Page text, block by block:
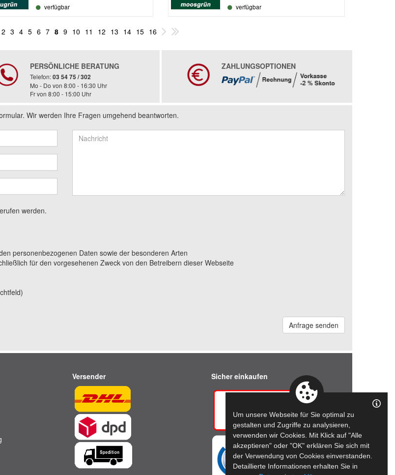
verfügbar
verfügbar
2 3 4 5 6 7 8 9 10 11 12 13 14 15 16
PERSÖNLICHE BERATUNG
Telefon:03 54 75 / 302
Mo - Do von 8:00 - 16:30 Uhr
Fr von 8:00 - 15:00 Uhr
ZAHLUNGSOPTIONEN
Wir werden Ihre Fragen umgehend beantworten.
werden.
personenbezogenen Daten sowie der besonderen Arten
für den vorgesehenen Zweck von den Betreibern dieser Webseite
Anfrage senden
Versender Sicher einkaufen
Um unsere Webseite für Sie optimal zu
gestalten und Zugriffe zu analysieren,
verwenden wir Cookies. Mit Klick auf "Alle
akzeptieren" oder "OK" erklären Sie sich mit
der Verwendung von Cookies einverstanden.
Detaillierte Informationen erhalten Sie in